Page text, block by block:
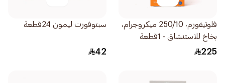
فلوتيفورم، 250/10 ميكروجرام،
بخاخ للاستنشاق - 1قطعة
225
سبتوفورت ليمون 24قطعة
42